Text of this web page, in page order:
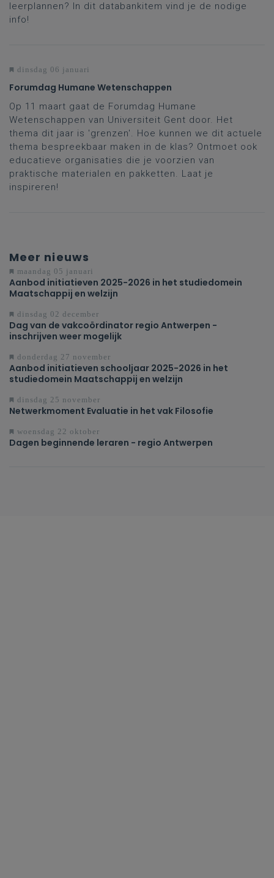
leerplannen? In dit databankitem vind je de nodige
info!
dinsdag 06 januari
Forumdag Humane Wetenschappen
Op 11 maart gaat de Forumdag Humane
Wetenschappen van Universiteit Gent door. Het
thema dit jaar is 'grenzen'. Hoe kunnen we dit actuele
thema bespreekbaar maken in de klas? Ontmoet ook
educatieve organisaties die je voorzien van
praktische materialen en pakketten. Laat je
inspireren!
Meer nieuws
maandag 05 januari
Aanbod initiatieven 2025-2026 in het studiedomein
Maatschappij en welzijn
dinsdag 02 december
Dag van de vakcoördinator regio Antwerpen -
inschrijven weer mogelijk
donderdag 27 november
Aanbod initiatieven schooljaar 2025-2026 in het
studiedomein Maatschappij en welzijn
dinsdag 25 november
Netwerkmoment Evaluatie in het vak Filosofie
woensdag 22 oktober
Dagen beginnende leraren - regio Antwerpen